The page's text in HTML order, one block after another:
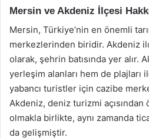
Mersin ve Akdeniz İlçesi
Mersin, Türkiye’nin en önemli
merkezlerinden biridir. Akdeniz
olarak, şehrin batısında yer alır.
yerleşim alanları hem de plajları
yabancı turistler için cazibe
Akdeniz, deniz turizmi
olmakla birlikte, aynı zamanda
da gelişmiştir.